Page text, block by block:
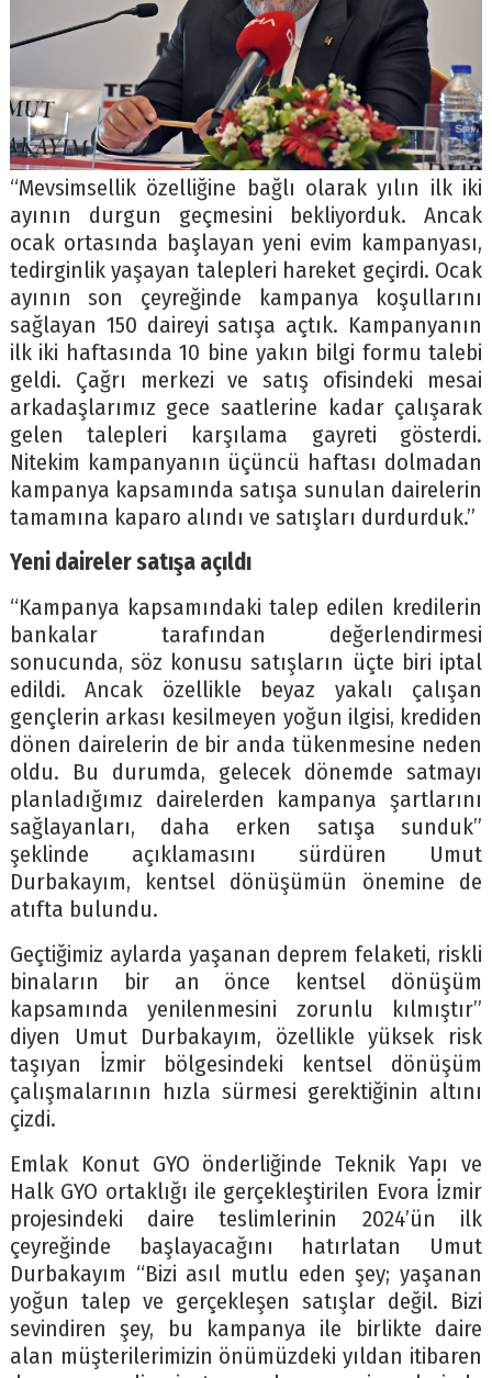
“Mevsimsellik özelliğine bağlı olarak yılın ilk iki
ayının durgun geçmesini bekliyorduk. Ancak
ocak ortasında başlayan yeni evim kampanyası,
tedirginlik yaşayan talepleri hareket geçirdi. Ocak
ayının son çeyreğinde kampanya koşullarını
sağlayan 150 daireyi satışa açtık. Kampanyanın
ilk iki haftasında 10 bine yakın bilgi formu talebi
geldi. Çağrı merkezi ve satış ofisindeki mesai
arkadaşlarımız gece saatlerine kadar çalışarak
gelen talepleri karşılama gayreti gösterdi.
Nitekim kampanyanın üçüncü haftası dolmadan
kampanya kapsamında satışa sunulan dairelerin
tamamına kaparo alındı ve satışları durdurduk.”
Yeni daireler satışa açıldı
“Kampanya kapsamındaki talep edilen kredilerin
bankalar tarafından değerlendirmesi
sonucunda, söz konusu satışların üçte biri iptal
edildi. Ancak özellikle beyaz yakalı çalışan
gençlerin arkası kesilmeyen yoğun ilgisi, krediden
dönen dairelerin de bir anda tükenmesine neden
oldu. Bu durumda, gelecek dönemde satmayı
planladığımız dairelerden kampanya şartlarını
sağlayanları, daha erken satışa sunduk”
şeklinde açıklamasını sürdüren Umut
Durbakayım, kentsel dönüşümün önemine de
atıfta bulundu.
Geçtiğimiz aylarda yaşanan deprem felaketi, riskli
binaların bir an önce kentsel dönüşüm
kapsamında yenilenmesini zorunlu kılmıştır”
diyen Umut Durbakayım, özellikle yüksek risk
taşıyan İzmir bölgesindeki kentsel dönüşüm
çalışmalarının hızla sürmesi gerektiğinin altını
çizdi.
Emlak Konut GYO önderliğinde Teknik Yapı ve
Halk GYO ortaklığı ile gerçekleştirilen Evora İzmir
projesindeki daire teslimlerinin 2024’ün ilk
çeyreğinde başlayacağını hatırlatan Umut
Durbakayım “Bizi asıl mutlu eden şey; yaşanan
yoğun talep ve gerçekleşen satışlar değil. Bizi
sevindiren şey, bu kampanya ile birlikte daire
alan müşterilerimizin önümüzdeki yıldan itibaren